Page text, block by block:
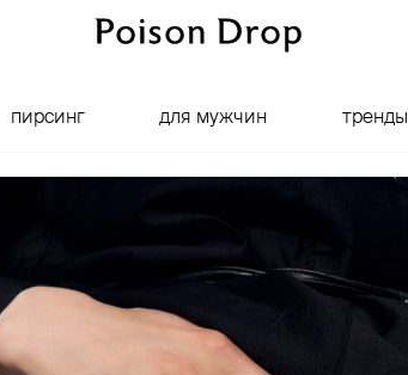
пирсинг для мужчин тренды